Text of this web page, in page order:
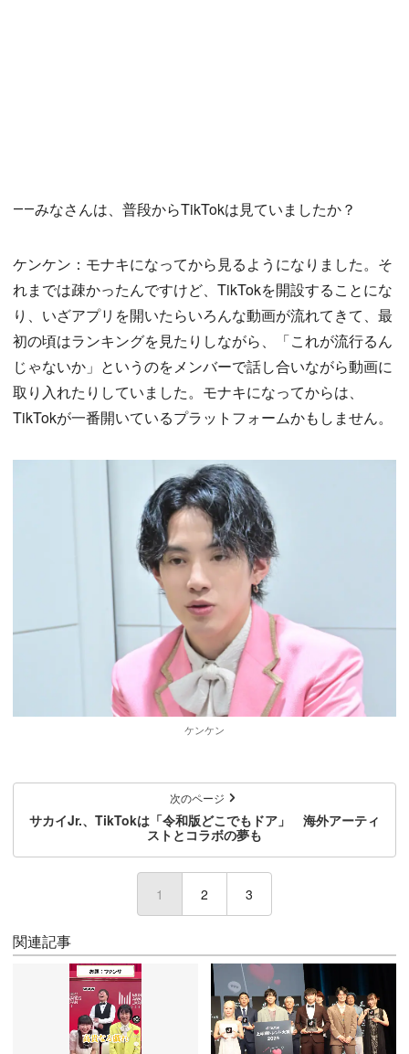
――みなさんは、普段からTikTokは見ていましたか？
ケンケン：モナキになってから見るようになりました。そ
れまでは疎かったんですけど、TikTokを開設することにな
り、いざアプリを開いたらいろんな動画が流れてきて、最
初の頃はランキングを見たりしながら、「これが流行るん
じゃないか」というのをメンバーで話し合いながら動画に
取り入れたりしていました。モナキになってからは、
TikTokが一番開いているプラットフォームかもしません。
ケンケン
次のページ
サカイJr.、TikTokは「令和版どこでもドア」 海外アーティ
ストとコラボの夢も
1 (current)
2 3
関連記事